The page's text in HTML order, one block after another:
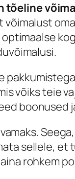
võiks teie
boonused
sellele,
rohkem